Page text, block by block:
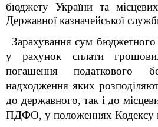
бюджету України та
Державної казначейської
Зарахування сум
у рахунок сплати
погашення податкового
надходження яких
до державного, так і до
ПДФО, у положеннях Кодексу